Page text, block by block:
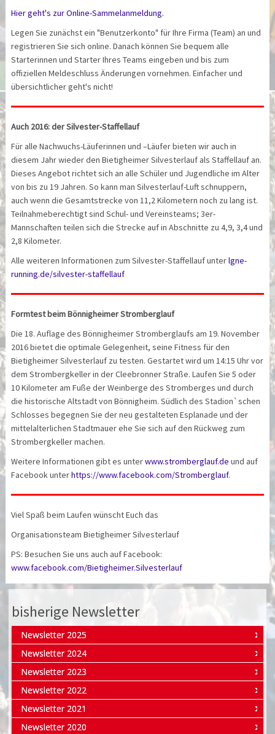
Hier geht's zur Online-Sammelanmeldung.
Legen Sie zunächst ein "Benutzerkonto" für Ihre Firma (Team) an und
registrieren Sie sich online. Danach können Sie bequem alle
Starterinnen und Starter Ihres Teams eingeben und bis zum
offiziellen Meldeschluss Änderungen vornehmen. Einfacher und
übersichtlicher geht's nicht!
Auch 2016: der Silvester-Staffellauf
Für alle Nachwuchs-Läuferinnen und –Läufer bieten wir auch in
diesem Jahr wieder den Bietigheimer Silvesterlauf als Staffellauf an.
Dieses Angebot richtet sich an alle Schüler und Jugendliche im Alter
von bis zu 19 Jahren. So kann man Silvesterlauf-Luft schnuppern,
auch wenn die Gesamtstrecke von 11,2 Kilometern noch zu lang ist.
Teilnahmeberechtigt sind Schul- und Vereinsteams; 3er-
Mannschaften teilen sich die Strecke auf in Abschnitte zu 4,9, 3,4 und
2,8 Kilometer.
Alle weiteren Informationen zum Silvester-Staffellauf unterlgne-
running.de/silvester-staffellauf
Formtest beim Bönnigheimer Stromberglauf
Die 18. Auflage des Bönnigheimer Stromberglaufs am 19. November
2016 bietet die optimale Gelegenheit, seine Fitness für den
Bietigheimer Silvesterlauf zu testen. Gestartet wird um 14:15 Uhr vor
dem Strombergkeller in der Cleebronner Straße. Laufen Sie 5 oder
10 Kilometer am Fuße der Weinberge des Stromberges und durch
die historische Altstadt von Bönnigheim. Südlich des Stadion`schen
Schlosses begegnen Sie der neu gestalteten Esplanade und der
mittelalterlichen Stadtmauer ehe Sie sich auf den Rückweg zum
Strombergkeller machen.
Weitere Informationen gibt es unterwww.stromberglauf.de und auf
Facebook unterhttps://www.facebook.com/Stromberglauf.
Viel Spaß beim Laufen wünscht Euch das
Organisationsteam Bietigheimer Silvesterlauf
PS: Besuchen Sie uns auch auf Facebook:
www.facebook.com/Bietigheimer.Silvesterlauf
bisherige Newsletter
Newsletter 2025
Newsletter 2024
Newsletter 2023
Newsletter 2022
Newsletter 2021
Newsletter 2020